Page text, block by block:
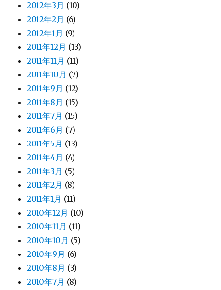
2012年3月 (10)
2012年2月 (6)
2012年1月 (9)
2011年12月 (13)
2011年11月 (11)
2011年10月 (7)
2011年9月 (12)
2011年8月 (15)
2011年7月 (15)
2011年6月 (7)
2011年5月 (13)
2011年4月 (4)
2011年3月 (5)
2011年2月 (8)
2011年1月 (11)
2010年12月 (10)
2010年11月 (11)
2010年10月 (5)
2010年9月 (6)
2010年8月 (3)
2010年7月 (8)